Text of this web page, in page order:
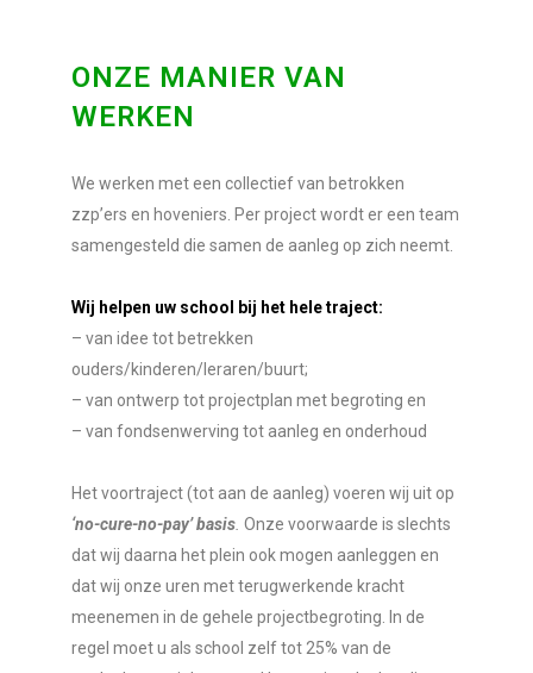
ONZE MANIER VAN
WERKEN
We werken met een collectief van betrokken
zzp’ers en hoveniers. Per project wordt er een team
samengesteld die samen de aanleg op zich neemt.
Wij helpen uw school bij het hele traject:
– van idee tot betrekken
ouders/kinderen/leraren/buurt;
– van ontwerp tot projectplan met begroting en
– van fondsenwerving tot aanleg en onderhoud
Het voortraject (tot aan de aanleg) voeren wij uit op
‘no-cure-no-pay’ basis Onze voorwaarde is slechts
dat wij daarna het plein ook mogen aanleggen en
dat wij onze uren met terugwerkende kracht
meenemen in de gehele projectbegroting. In de
regel moet u als school zelf tot 25% van de